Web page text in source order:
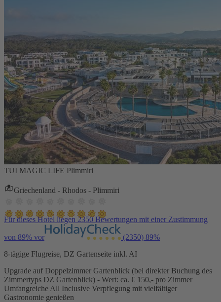
TUI MAGIC LIFE Plimmiri
Griechenland - Rhodos - Plimmiri
Für dieses Hotel liegen 2350 Bewertungen mit einer Zustimmung
von 89% vor (2350) 89%
8-tägige Flugreise, DZ Gartenseite inkl. AI
Upgrade auf Doppelzimmer Gartenblick (bei direkter Buchung des
Zimmertyps DZ Gartenblick) - Wert: ca. € 150,- pro Zimmer
Umfangreiche All Inclusive Verpflegung mit vielfältiger
Gastronomie genießen